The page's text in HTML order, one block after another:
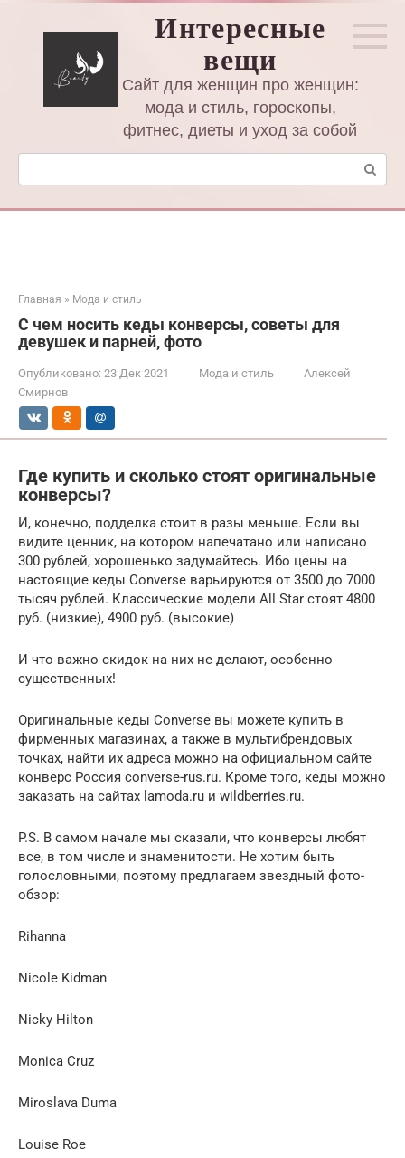
Интересные
вещи
Сайт для женщин про женщин:
мода и стиль, гороскопы,
фитнес, диеты и уход за собой
Поиск:
Главная » Мода и стиль
С чем носить кеды конверсы, советы для
девушек и парней, фото
Опубликовано: 23 Дек 2021 Мода и стиль
Алексей
Смирнов
Где купить и сколько стоят оригинальные
конверсы?
И, конечно, подделка стоит в разы меньше. Если вы
видите ценник, на котором напечатано или написано
300 рублей, хорошенько задумайтесь. Ибо цены на
настоящие кеды Converse варьируются от 3500 до 7000
тысяч рублей. Классические модели All Star стоят 4800
руб. (низкие), 4900 руб. (высокие)
И что важно скидок на них не делают, особенно
существенных!
Оригинальные кеды Converse вы можете купить в
фирменных магазинах, а также в мультибрендовых
точках, найти их адреса можно на официальном сайте
конверс Россия converse-rus.ru. Кроме того, кеды можно
заказать на сайтах lamoda.ru и wildberries.ru.
P.S. В самом начале мы сказали, что конверсы любят
все, в том числе и знаменитости. Не хотим быть
голословными, поэтому предлагаем звездный фото-
обзор:
Rihanna
Nicole Kidman
Nicky Hilton
Monica Cruz
Miroslava Duma
Louise Roe